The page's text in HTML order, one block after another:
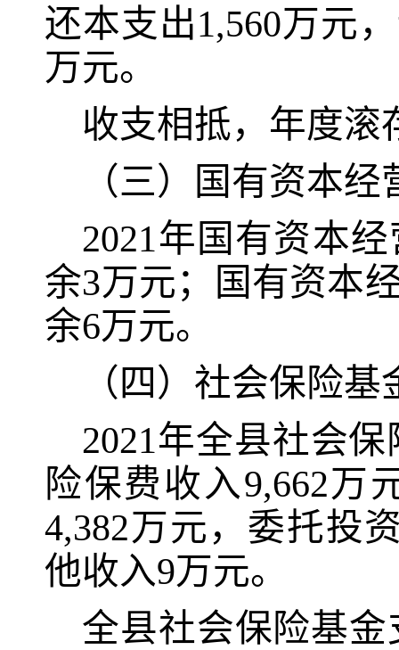
还本支出1,560万元
万元。
收支相抵，年度滚
（三）
国有资本经
2021年国有资本
余3万元；国有资本
余6万元。
（ 四 ）社会保险基
2021年全县社会
险保费收入9,662万
4,382万元，委托投
他收入9万元。
全县社会保险基金